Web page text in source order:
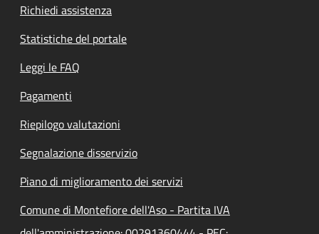
Richiedi assistenza
Statistiche del portale
Leggi le FAQ
Pagamenti
Riepilogo valutazioni
Segnalazione disservizio
Piano di miglioramento dei servizi
Comune di Montefiore dell'Aso - Partita IVA